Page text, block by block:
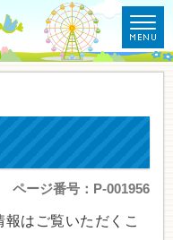
ページ番号：P-001956
はご覧いただくこ